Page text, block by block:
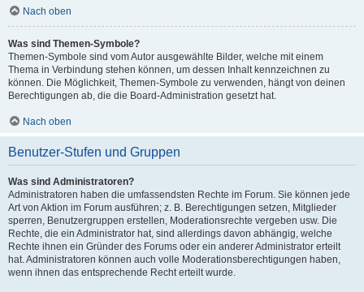
Nach oben
Was sind Themen-Symbole?
Themen-Symbole sind vom Autor ausgewählte Bilder, welche mit einem
Thema in Verbindung stehen können, um dessen Inhalt kennzeichnen zu
können. Die Möglichkeit, Themen-Symbole zu verwenden, hängt von deinen
Berechtigungen ab, die die Board-Administration gesetzt hat.
Nach oben
Benutzer-Stufen und Gruppen
Was sind Administratoren?
Administratoren haben die umfassendsten Rechte im Forum. Sie können jede
Art von Aktion im Forum ausführen; z. B. Berechtigungen setzen, Mitglieder
sperren, Benutzergruppen erstellen, Moderationsrechte vergeben usw. Die
Rechte, die ein Administrator hat, sind allerdings davon abhängig, welche
Rechte ihnen ein Gründer des Forums oder ein anderer Administrator erteilt
hat. Administratoren können auch volle Moderationsberechtigungen haben,
wenn ihnen das entsprechende Recht erteilt wurde.